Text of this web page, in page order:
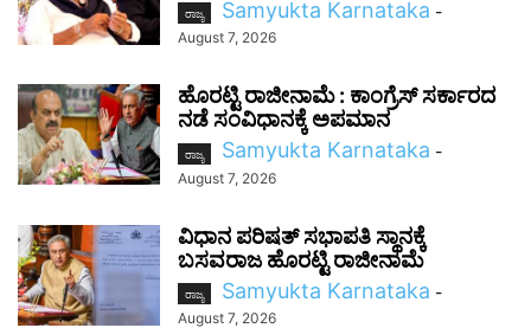
ರಾಜ್ಯ Samyukta Karnataka -
August 7, 2026
ಹೊರಟ್ಟಿ ರಾಜೀನಾಮೆ : ಕಾಂಗ್ರೆಸ್ ಸರ್ಕಾರದ
ನಡೆ ಸಂವಿಧಾನಕ್ಕೆ ಅಪಮಾನ
ರಾಜ್ಯ Samyukta Karnataka -
August 7, 2026
ವಿಧಾನ ಪರಿಷತ್ ಸಭಾಪತಿ ಸ್ಥಾನಕ್ಕೆ
ಬಸವರಾಜ ಹೊರಟ್ಟಿ ರಾಜೀನಾಮೆ
ರಾಜ್ಯ Samyukta Karnataka -
August 7, 2026